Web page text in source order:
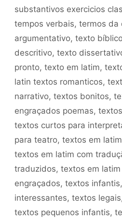
substantivos exercicios
tempos verbais, termos da
argumentativo, texto
descritivo, texto
pronto, texto em latim,
latin textos romanticos,
narrativo, textos bonitos,
engraçados poemas,
textos curtos para
para teatro, textos em
textos em latim com
traduzidos, textos em
engraçados, textos infantis,
interessantes, textos legais
textos pequenos infantis,